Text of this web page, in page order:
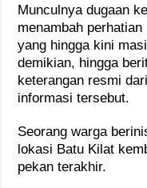
Munculnya dugaan
menambah
yang hingga kini
demikian, hingga
keterangan resmi
informasi tersebut.
Seorang warga
lokasi Batu Kilat
pekan terakhir.